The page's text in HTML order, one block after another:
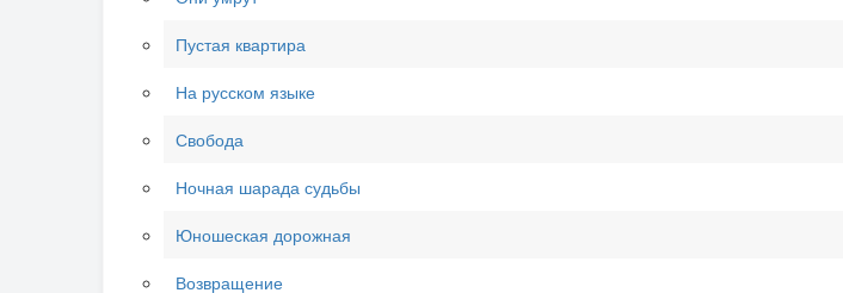
Пустая квартира
На русском языке
Свобода
Ночная шарада судьбы
Юношеская дорожная
Возвращение